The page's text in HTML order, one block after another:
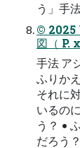
う」手
© 2025
図（ P.
手法 ア
ふりか
それに
いるの
う？ •
だろう